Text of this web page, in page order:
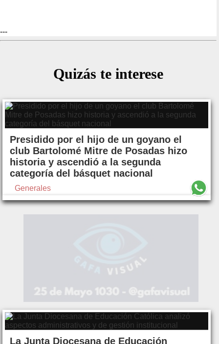
---
Quizás te interese
Presidido por el hijo de un goyano el
club Bartolomé Mitre de Posadas hizo
historia y ascendió a la segunda
categoría del básquet nacional
Generales
La Junta Diocesana de Educación